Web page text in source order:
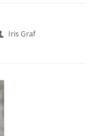
Iris Graf